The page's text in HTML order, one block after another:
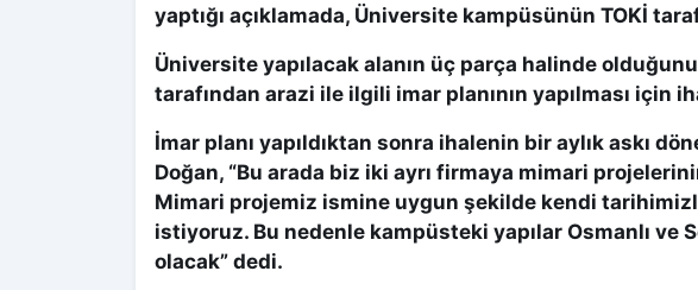
yaptığı açıklamada, Üniversite kampüsünün TOKİ
Üniversite yapılacak alanın üç parça halinde
tarafından arazi ile ilgili imar planının yapılması için
İmar planı yapıldıktan sonra ihalenin bir aylık askı
Doğan, “Bu arada biz iki ayrı firmaya mimari
Mimari projemiz ismine uygun şekilde kendi
istiyoruz. Bu nedenle kampüsteki yapılar Osmanlı ve
olacak” dedi.